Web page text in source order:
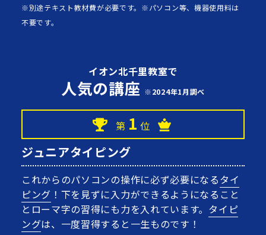
※別途テキスト教材費が必要です。※パソコン等、機器使用料は
不要です。
イオン北千里教室で
人気の講座 ※2024年1月調べ
第 1 位
ジュニアタイピング
これからのパソコンの操作に必ず必要になるタイ
ピング ！下を見ずに入力ができるようになること
とローマ字の習得にも力を入れています。 タイピ
ングは、一度習得すると一生ものです！